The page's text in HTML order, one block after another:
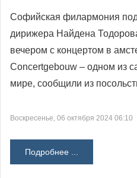
Софийская филармония
дирижера Найдена
вечером с концертом в
Concertgebouw – одном из
мире, сообщили из
Воскресенье, 06 октября 2024 06:10
Подробнее ...